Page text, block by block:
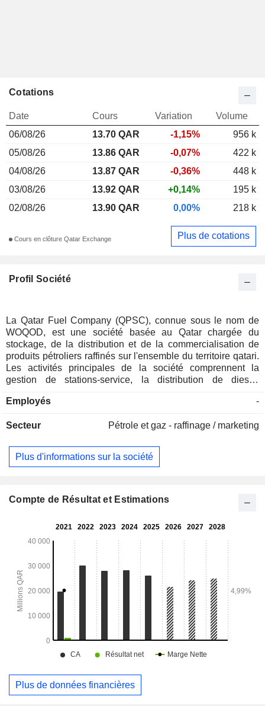
Profil Société
La Qatar Fuel Company (QPSC), connue sous le nom de
WOQOD, est une société basée au Qatar chargée du
stockage, de la distribution et de la commercialisation de
produits pétroliers raffinés sur l'ensemble du territoire qatari.
Les activités principales de la société comprennent la
gestion de stations-service, la distribution de diesel,
pétrole liquéfié, l’avitaillement de navire à navire dans les
que la fourniture de lubrifiants de marque WOQOD. Outre
le contrôle technique des véhicules, l’approvisionnement
maritime, le transport de pétrole et de gaz entre les ports,
Fuel Company Q.S.C., qui fournit du carburant pour avions à
Inspection Company (Fahes) S.P.C., qui fournit des services
Company S.P.C., qui possède et exploite des navires ; et
WOQOD International Company S.P.C.
Employés -
Secteur Pétrole et gaz - raffinage / marketing
Plus d'informations sur la société
Cotations
Date Cours Variation
Volume
06/08/26
13.70 QAR -1,15%
956 k
05/08/26
13.86 QAR -0,07%
422 k
04/08/26
13.87 QAR -0,36%
448 k
03/08/26
13.92 QAR +0,14%
195 k
02/08/26
13.90 QAR 0,00% 218 k
Cours en clôture Qatar Exchange Plus de cotations
Compte de Résultat et Estimations
Plus de données financières